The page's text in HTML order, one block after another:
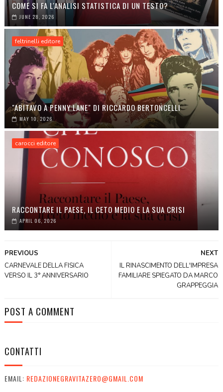
COME SI FA L'ANALISI STATISTICA DI UN TESTO?
JUNE 28, 2026
feltrinelli editore
"ABITAVO A PENNY LANE" DI RICCARDO BERTONCELLI
MAY 10, 2026
carocci editore
RACCONTARE IL PAESE, IL CETO MEDIO E LA SUA CRISI
APRIL 06, 2026
NEXT
IL RINASCIMENTO DELL'IMPRESA
FAMILIARE SPIEGATO DA MARCO
GRAPPEGGIA
PREVIOUS
CARNEVALE DELLA FISICA
VERSO IL 3° ANNIVERSARIO
POST A COMMENT
CONTATTI
EMAIL: REDAZIONEGRAVITAZERO@GMAIL.COM